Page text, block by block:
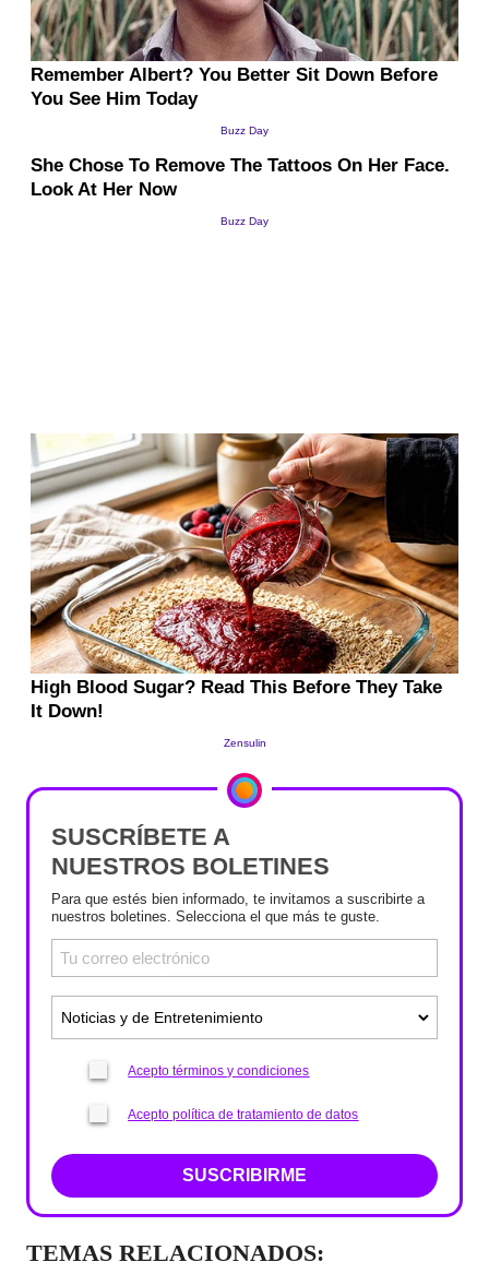
SUSCRÍBETE A
NUESTROS BOLETINES
Para que estés bien informado, te invitamos a suscribirte a
nuestros boletines. Selecciona el que más te guste.
Acepto términos y condiciones
Acepto política de tratamiento de datos
SUSCRIBIRME
TEMAS RELACIONADOS: